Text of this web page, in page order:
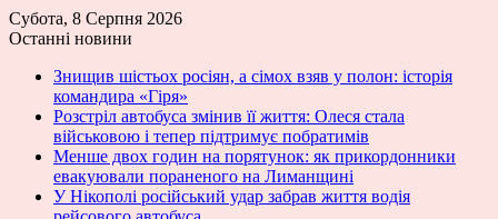
Субота, 8 Серпня 2026
Останні новини
Знищив шістьох росіян, а сімох взяв у полон: історія
командира «Гіря»
Розстріл автобуса змінив її життя: Олеся стала
військовою і тепер підтримує побратимів
Менше двох годин на порятунок: як прикордонники
евакуювали пораненого на Лиманщині
У Нікополі російський удар забрав життя водія